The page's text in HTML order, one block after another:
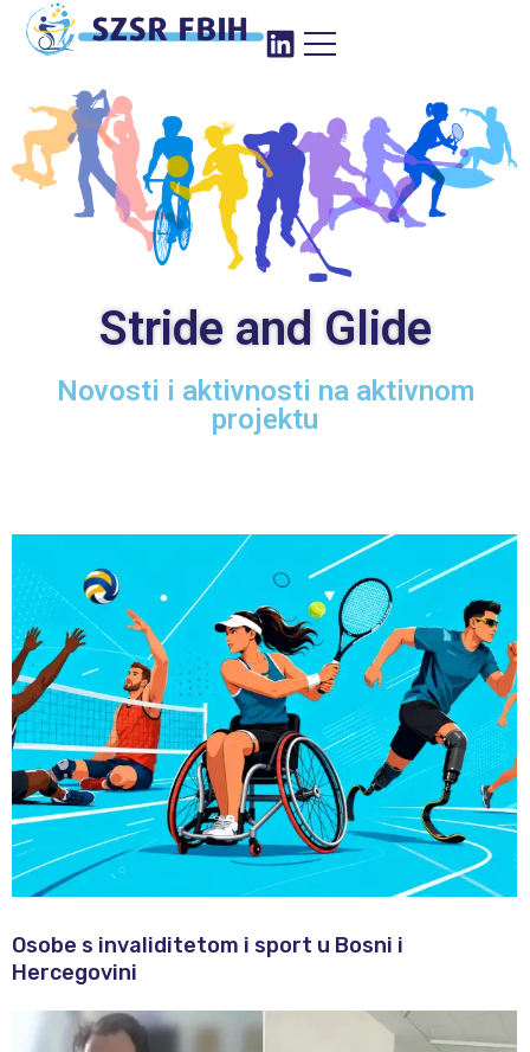
Stride and Glide
Novosti i aktivnosti na aktivnom
projektu
Osobe s invaliditetom i sport u Bosni i
Hercegovini